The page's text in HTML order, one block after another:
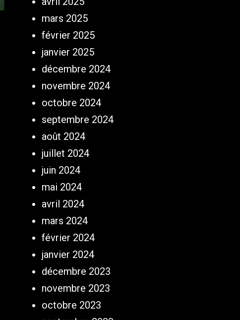
mars 2025
février 2025
janvier 2025
décembre 2024
novembre 2024
octobre 2024
septembre 2024
août 2024
juillet 2024
juin 2024
mai 2024
avril 2024
mars 2024
février 2024
janvier 2024
décembre 2023
novembre 2023
octobre 2023